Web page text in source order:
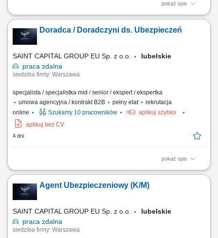
pokaż opis
Opis stanowiska: Kompleksowa obsługa klientów w zakresie produktów
pozyskiwanie nowych klientów. Analiza potrzeb i przygotowywanie
indywidualnych rozwiązań ubezpieczeniowych. Budowanie pozycji
Doradca / Doradczyni ds. Ubezpieczeń
SAINT CAPITAL GROUP EU Sp. z o.o.
lubelskie
praca zdalna
siedziba firmy: Warszawa
specjalista / specjalistka mid / senior / ekspert / ekspertka
umowa agencyjna / kontrakt B2B
pełny etat
rekrutacja
online
Szukamy 10 pracowników
aplikuj szybko
aplikuj bez CV
4 dni
pokaż opis
Opis stanowiska: Rozwijanie współpracy z obecnymi klientami oraz
ubezpieczeń na życie, majątkowych, komunikacyjnych i dla firm.
Budowanie długofalowych relacji oraz dopasowywanie rozwiązań do
Agent Ubezpieczeniowy (K/M)
SAINT CAPITAL GROUP EU Sp. z o.o.
lubelskie
praca zdalna
siedziba firmy: Warszawa